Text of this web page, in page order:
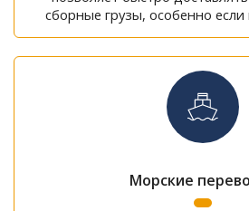
сборные грузы, особенно если
Морские